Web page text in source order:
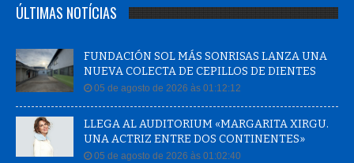
ÚLTIMAS NOTÍCIAS
FUNDACIÓN SOL MÁS SONRISAS LANZA UNA
NUEVA COLECTA DE CEPILLOS DE DIENTES
05 de agosto de 2026 às 01:12:12
LLEGA AL AUDITORIUM «MARGARITA XIRGU.
UNA ACTRIZ ENTRE DOS CONTINENTES»
05 de agosto de 2026 às 01:02:40